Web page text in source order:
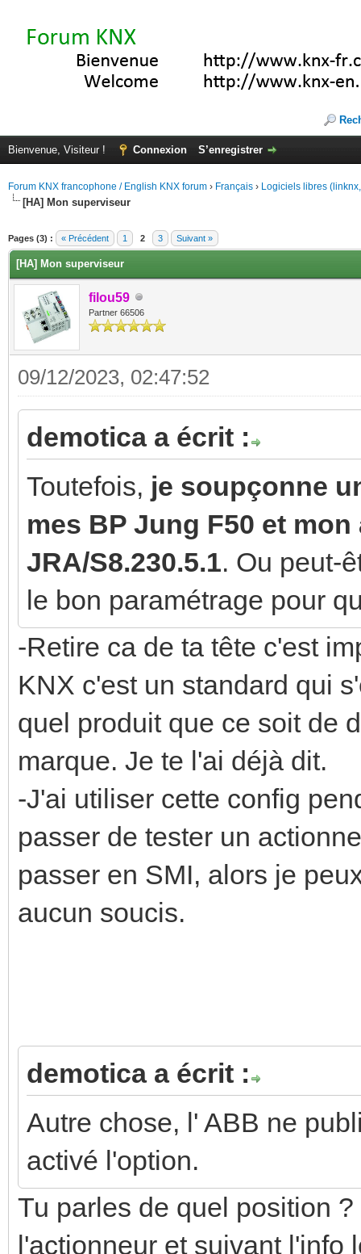
Bienvenue, Visiteur ! Connexion S’enregistrer
Forum KNX francophone / English KNX forum › Français › Logiciels libres
[HA] Mon superviseur
Pages (3) : « Précédent 1 2 3 Suivant »
[HA] Mon superviseur
filou59
Partner 66506
09/12/2023, 02:47:52
demotica a écrit :
Toutefois, je soupçonne
mes BP Jung F50 et
JRA/S8.230.5.1. Ou peut-
le bon paramétrage pour
-Retire ca de ta tête c'est
KNX c'est un standard qui
quel produit que ce soit de
marque. Je te l'ai déjà dit.
-J'ai utiliser cette config
passer de tester un
passer en SMI, alors je
aucun soucis.
demotica a écrit :
Autre chose, l' ABB ne
activé l'option.
Tu parles de quel position
l'actionneur et suivant l'info